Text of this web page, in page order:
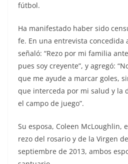
fútbol.
Ha manifestado haber sido
fe. En una entrevista concedida
señaló: “Rezo por mi familia
pues soy creyente”, y agregó:
que me ayude a marcar goles,
que interceda por mi salud y la
el campo de juego”.
Su esposa, Coleen McLoughlin,
rezo del rosario y de la Virgen
septiembre de 2013, ambos